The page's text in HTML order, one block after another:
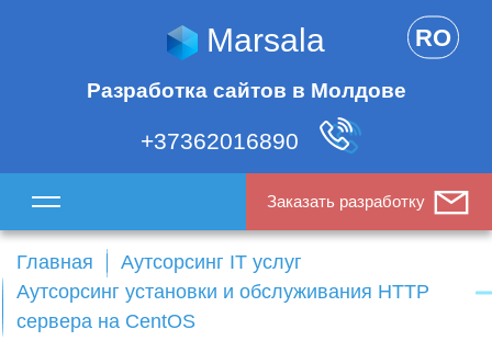
Marsala
Разработка сайтов в Молдове
+37362016890
RO
Заказать разработку
Главная
Аутсорсинг IT услуг
Аутсорсинг установки и обслуживания HTTP
сервера на CentOS